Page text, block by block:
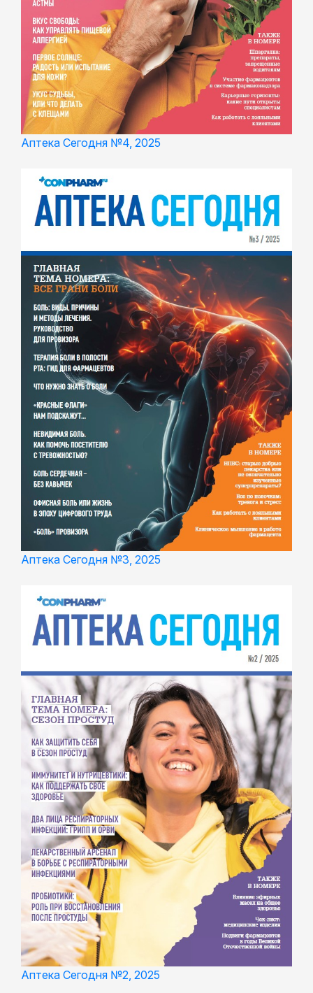
Аптека Сегодня №4, 2025
Аптека Сегодня №3, 2025
Аптека Сегодня №2, 2025